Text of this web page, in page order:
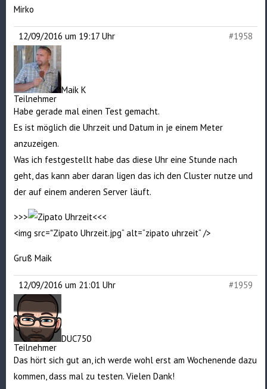
Mirko
12/09/2016 um 19:17 Uhr #1958
Maik K
Teilnehmer
Habe gerade mal einen Test gemacht.
Es ist möglich die Uhrzeit und Datum in je einem Meter
anzuzeigen.
Was ich festgestellt habe das diese Uhr eine Stunde nach
geht, das kann aber daran ligen das ich den Cluster nutze und
der auf einem anderen Server läuft.
>>>
<<<
<img src="Zipato Uhrzeit.jpg“ alt=“zipato uhrzeit“ />
Gruß Maik
12/09/2016 um 21:01 Uhr #1959
DUC750
Teilnehmer
Das hört sich gut an, ich werde wohl erst am Wochenende dazu
kommen, dass mal zu testen. Vielen Dank!